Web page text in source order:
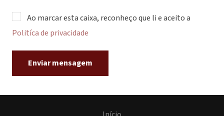
Ao marcar esta caixa, reconheço que li e aceito a
Politíca de privacidade